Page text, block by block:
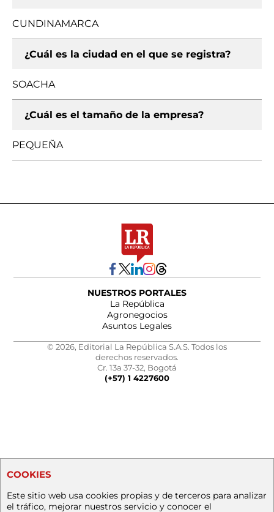
CUNDINAMARCA
¿Cuál es la ciudad en el que se registra?
SOACHA
¿Cuál es el tamaño de la empresa?
PEQUEÑA
NUESTROS PORTALES
La República
Agronegocios
Asuntos Legales
© 2026, Editorial La República S.A.S. Todos los
derechos reservados.
Cr. 13a 37-32, Bogotá
(+57) 1 4227600
COOKIES
Este sitio web usa cookies propias y de terceros para analizar
el tráfico, mejorar nuestros servicio y conocer el